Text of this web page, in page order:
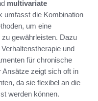
multivariate
umfasst die Kombination
um eine
gewährleisten. Dazu
und
für chronische
zeigt sich oft in
da sie flexibel an die
werden können.